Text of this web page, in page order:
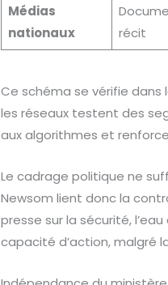
Médias
nationaux
récit
Ce schéma se vérifie dans
les réseaux testent des
aux algorithmes et
Le cadrage politique ne
Newsom lient donc la
presse sur la sécurité,
capacité d’action, malgré